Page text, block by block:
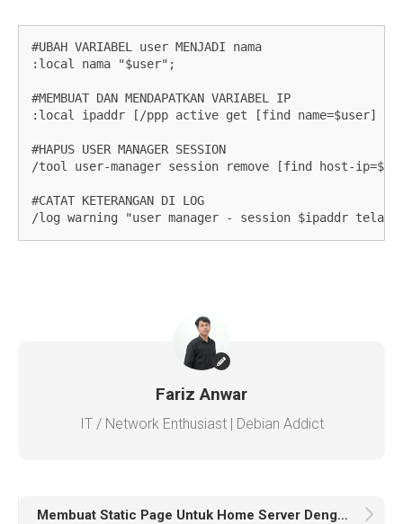
#UBAH VARIABEL user MENJADI nama
:local nama "$user";
#MEMBUAT DAN MENDAPATKAN VARIABEL IP
:local ipaddr [/ppp active get [find name=$user]
#HAPUS USER MANAGER SESSION
/tool user-manager session remove [find host-
#CATAT KETERANGAN DI LOG
/log warning "user manager - session $ipaddr telah
Fariz Anwar
IT / Network Enthusiast | Debian Addict
Membuat Static Page Untuk Home Server Dengan Heimdall